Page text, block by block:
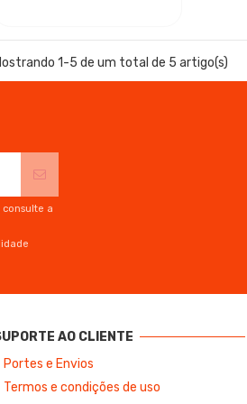
1-5 de um total de 5 artigo(s)
a
AO CLIENTE
Portes e Envios
Termos e condições de uso